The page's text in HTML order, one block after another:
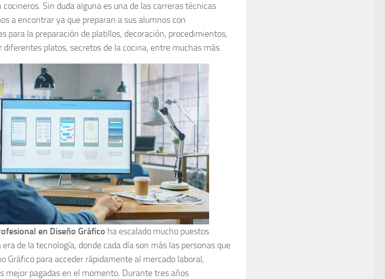
Sin duda alguna es una de las carreras técnicas
a encontrar ya que preparan a sus alumnos con
para la preparación de platillos, decoración, procedimientos,
diferentes platos, secretos de la cocina, entre muchas más.
en Diseño Gráfico ha escalado mucho puestos
de la tecnología, donde cada día son más las personas que
Gráfico para acceder rápidamente al mercado laboral,
mejor pagadas en el momento. Durante tres años